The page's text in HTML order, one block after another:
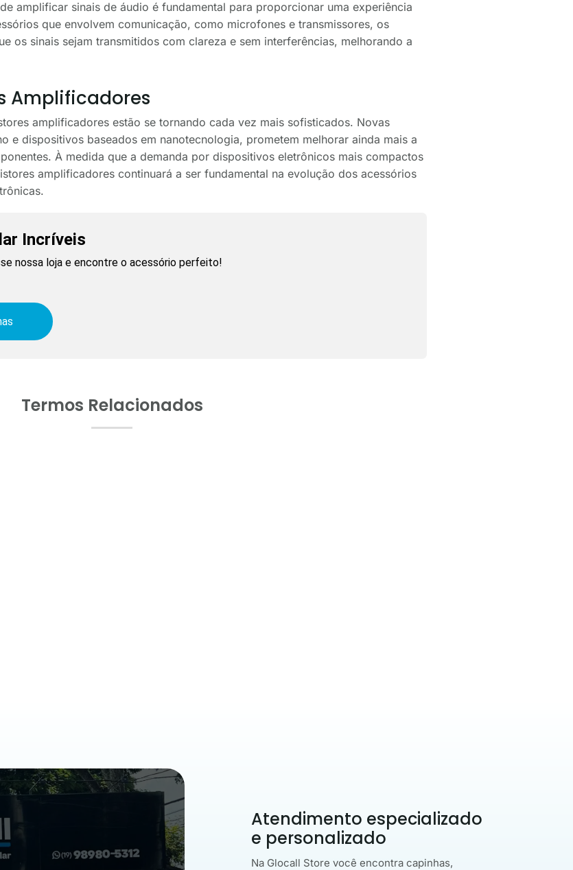
amplificar sinais de áudio é fundamental para proporcionar uma experiência
que envolvem comunicação, como microfones e transmissores, os
os sinais sejam transmitidos com clareza e sem interferências, melhorando a
Amplificadores
amplificadores estão se tornando cada vez mais sofisticados. Novas
e dispositivos baseados em nanotecnologia, prometem melhorar ainda mais a
À medida que a demanda por dispositivos eletrônicos mais compactos
amplificadores continuará a ser fundamental na evolução dos acessórios
Incríveis
nossa loja e encontre o acessório perfeito!
Termos Relacionados
Atendimento especializado
e personalizado
Na Glocall Store você encontra capinhas,